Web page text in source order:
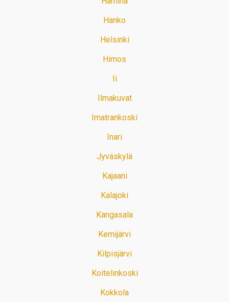
Hanko
Helsinki
Himos
Ii
Ilmakuvat
Imatrankoski
Inari
Jyväskylä
Kajaani
Kalajoki
Kangasala
Kemijärvi
Kilpisjärvi
Koitelinkoski
Kokkola